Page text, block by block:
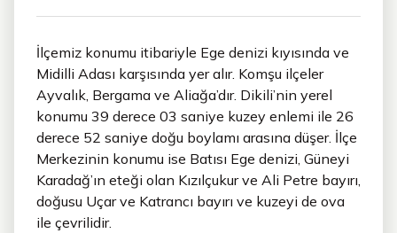
İlçemiz konumu itibariyle Ege denizi kıyısında ve
Midilli Adası karşısında yer alır. Komşu ilçeler
Ayvalık, Bergama ve Aliağa’dır. Dikili’nin yerel
konumu 39 derece 03 saniye kuzey enlemi ile 26
derece 52 saniye doğu boylamı arasına düşer. İlçe
Merkezinin konumu ise Batısı Ege denizi, Güneyi
Karadağ’ın eteği olan Kızılçukur ve Ali Petre bayırı,
doğusu Uçar ve Katrancı bayırı ve kuzeyi de ova
ile çevrilidir.